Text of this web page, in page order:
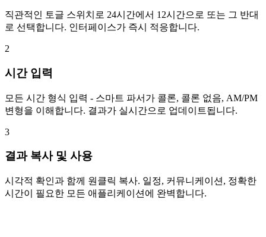
직관적인 토글 스위치로 24시간에서 12시간으로 또는 그 반대
로 선택합니다. 인터페이스가 즉시 적응합니다.
2
시간 입력
모든 시간 형식 입력 - 스마트 파서가 콜론, 콜론 없음, AM/PM
변형을 이해합니다. 결과가 실시간으로 업데이트됩니다.
3
결과 복사 및 사용
시각적 확인과 함께 원클릭 복사. 일정, 커뮤니케이션, 정확한
시간이 필요한 모든 애플리케이션에 완벽합니다.